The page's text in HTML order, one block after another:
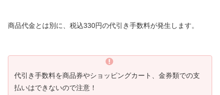
商品代金とは別に、税込330円の代引き手数料が発生します。
代引き手数料を商品券やショッピングカート、金券類での支
払いはできないので注意！